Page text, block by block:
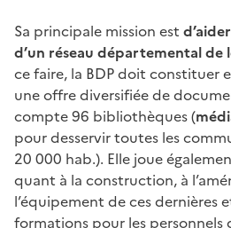
Sa principale mission est
d’un réseau départemental
ce faire, la BDP doit constituer
une offre diversifiée de
compte 96 bibliothèques (
pour desservir toutes les
20 000 hab.). Elle joue
quant à la construction, à
l’équipement de ces dernières
formations pour les